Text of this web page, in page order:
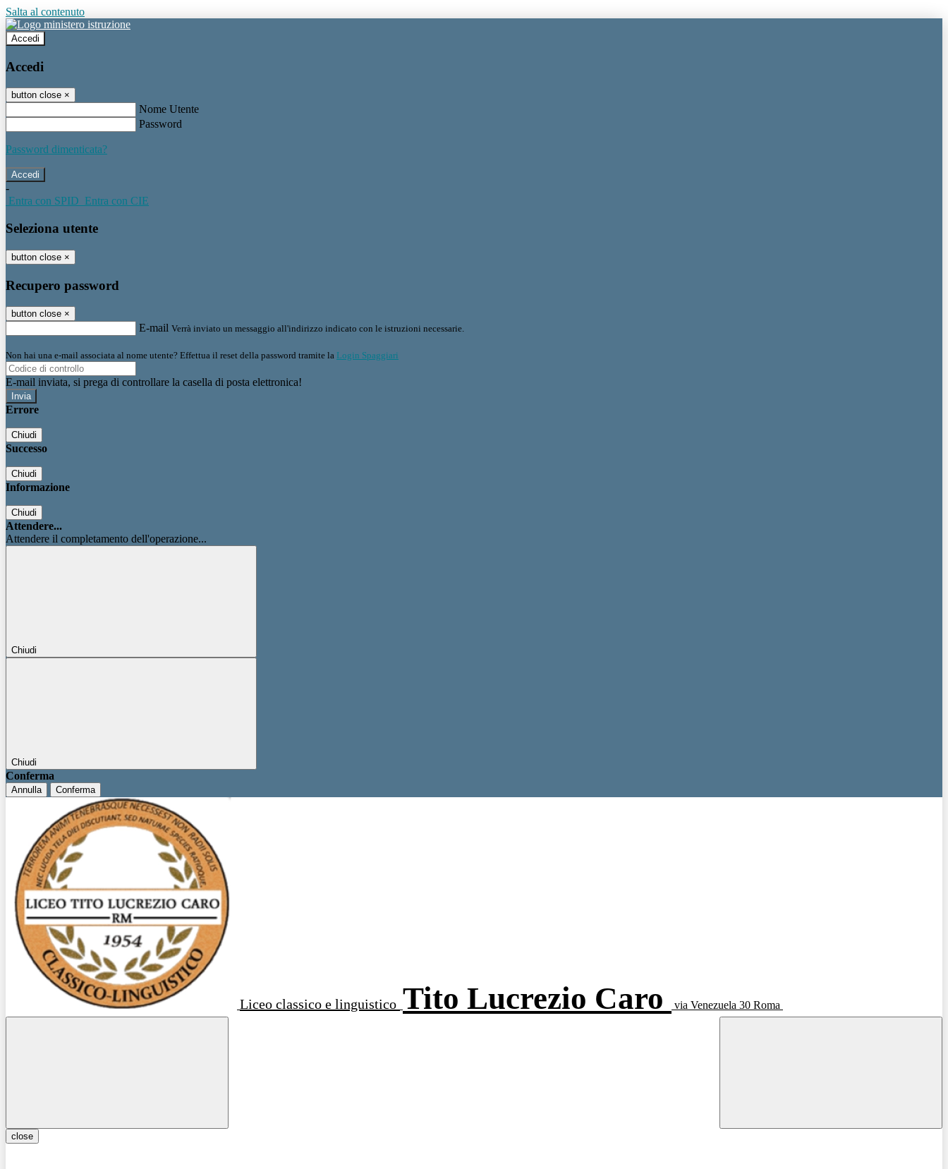
Salta al contenuto
Accedi
Accedi
button close ×
Nome Utente
Password
Password dimenticata?
-
Entra con SPID Entra con CIE
Seleziona utente
button close ×
Recupero password
button close ×
E-mail Verrà inviato un messaggio all'indirizzo indicato con le istruzioni necessarie.
Non hai una e-mail associata al nome utente? Effettua il reset della password tramite la Login Spaggiari
E-mail inviata, si prega di controllare la casella di posta elettronica!
Errore
Chiudi
Successo
Chiudi
Informazione
Chiudi
Attendere...
Attendere il completamento dell'operazione...
Chiudi
Chiudi
Conferma
Annulla Conferma
Liceo classico e linguistico Tito Lucrezio Caro via Venezuela 30 Roma
close